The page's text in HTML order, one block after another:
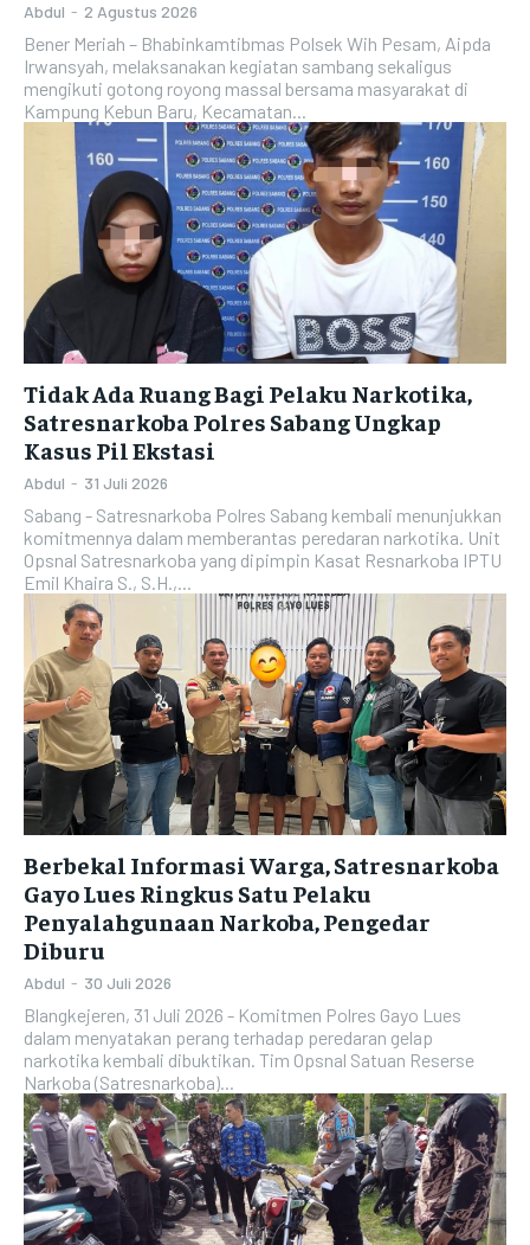
Abdul - 2 Agustus 2026
Bener Meriah – Bhabinkamtibmas Polsek Wih Pesam, Aipda
Irwansyah, melaksanakan kegiatan sambang sekaligus
mengikuti gotong royong massal bersama masyarakat di
Kampung Kebun Baru, Kecamatan...
Tidak Ada Ruang Bagi Pelaku Narkotika,
Satresnarkoba Polres Sabang Ungkap
Kasus Pil Ekstasi
Abdul - 31 Juli 2026
Sabang - Satresnarkoba Polres Sabang kembali menunjukkan
komitmennya dalam memberantas peredaran narkotika. Unit
Opsnal Satresnarkoba yang dipimpin Kasat Resnarkoba IPTU
Emil Khaira S., S.H.,...
Berbekal Informasi Warga, Satresnarkoba
Gayo Lues Ringkus Satu Pelaku
Penyalahgunaan Narkoba, Pengedar
Diburu
Abdul - 30 Juli 2026
Blangkejeren, 31 Juli 2026 - Komitmen Polres Gayo Lues
dalam menyatakan perang terhadap peredaran gelap
narkotika kembali dibuktikan. Tim Opsnal Satuan Reserse
Narkoba (Satresnarkoba)...